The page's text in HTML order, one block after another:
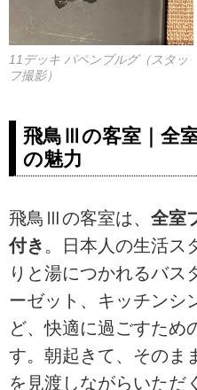
11デッキ パペンブルグ（スタッ
フ撮影）
飛鳥Ⅲの客室｜全
の魅力
飛鳥Ⅲの客室は、 全室
付き 。日本人の生活ス
りと湯につかれるバス
ーゼット、キッチンシ
ど、快適に過ごすため
す。朝起きて、そのま
を見渡しながらいただ